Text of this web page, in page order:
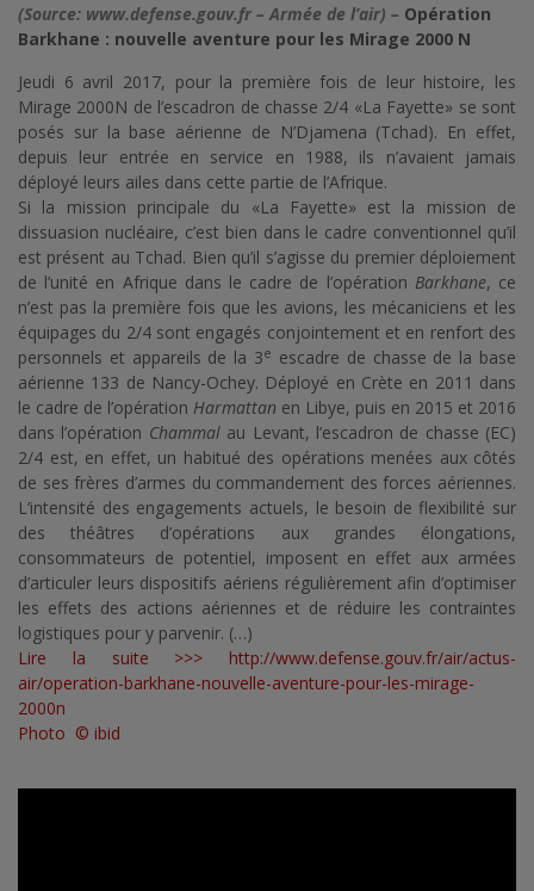
(Source: www.defense.gouv.fr – Armée de l’air) – Opération
Barkhane : nouvelle aventure pour les Mirage 2000 N
Jeudi 6 avril 2017, pour la première fois de leur histoire, les
Mirage 2000N de l’escadron de chasse 2/4 «La Fayette» se sont
posés sur la base aérienne de N’Djamena (Tchad). En effet,
depuis leur entrée en service en 1988, ils n’avaient jamais
déployé leurs ailes dans cette partie de l’Afrique.
Si la mission principale du «La Fayette» est la mission de
dissuasion nucléaire, c’est bien dans le cadre conventionnel qu’il
est présent au Tchad. Bien qu’il s’agisse du premier déploiement
de l’unité en Afrique dans le cadre de l’opération Barkhane, ce
n’est pas la première fois que les avions, les mécaniciens et les
équipages du 2/4 sont engagés conjointement et en renfort des
personnels et appareils de la 3e escadre de chasse de la base
aérienne 133 de Nancy-Ochey. Déployé en Crète en 2011 dans
le cadre de l’opération Harmattan en Libye, puis en 2015 et 2016
dans l’opération Chammalau Levant, l’escadron de chasse (EC)
2/4 est, en effet, un habitué des opérations menées aux côtés
de ses frères d’armes du commandement des forces aériennes.
L’intensité des engagements actuels, le besoin de flexibilité sur
des théâtres d’opérations aux grandes élongations,
consommateurs de potentiel, imposent en effet aux armées
d’articuler leurs dispositifs aériens régulièrement afin d’optimiser
les effets des actions aériennes et de réduire les contraintes
logistiques pour y parvenir. (…)
Lire la suite >>> http://www.defense.gouv.fr/air/actus-
air/operation-barkhane-nouvelle-aventure-pour-les-mirage-
2000n
Photo © ibid